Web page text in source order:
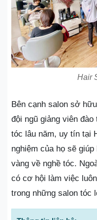
Hair
Bên cạnh salon sở
đội ngũ giảng viên
tóc lâu năm, uy tín tại
nghiệm của họ sẽ
vàng về nghề tóc.
có cơ hội làm việc
trong những salon tóc